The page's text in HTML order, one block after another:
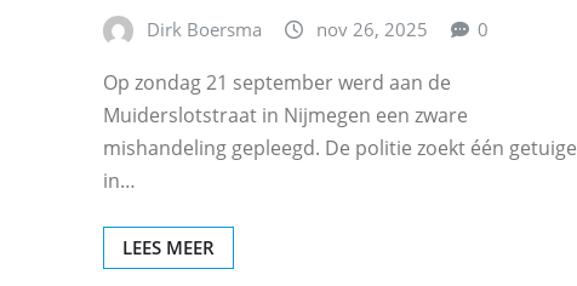
Dirk Boersma nov 26, 2025 0
Op zondag 21 september werd aan de
Muiderslotstraat in Nijmegen een zware
mishandeling gepleegd. De politie zoekt één getuige
in…
LEES MEER